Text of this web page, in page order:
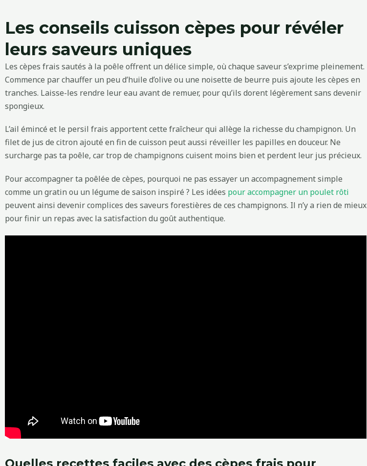
Les conseils cuisson cèpes pour révéler
leurs saveurs uniques
Les cèpes frais sautés à la poêle offrent un délice simple, où chaque saveur s’exprime pleinement.
Commence par chauffer un peu d’huile d’olive ou une noisette de beurre puis ajoute les cèpes en
tranches. Laisse-les rendre leur eau avant de remuer, pour qu’ils dorent légèrement sans devenir
spongieux.
L’ail émincé et le persil frais apportent cette fraîcheur qui allège la richesse du champignon. Un
filet de jus de citron ajouté en fin de cuisson peut aussi réveiller les papilles en douceur. Ne
surcharge pas ta poêle, car trop de champignons cuisent moins bien et perdent leur jus précieux.
Pour accompagner ta poêlée de cèpes, pourquoi ne pas essayer un accompagnement simple
comme un gratin ou un légume de saison inspiré ? Les idées pour accompagner un poulet rôti
peuvent ainsi devenir complices des saveurs forestières de ces champignons. Il n’y a rien de mieux
pour finir un repas avec la satisfaction du goût authentique.